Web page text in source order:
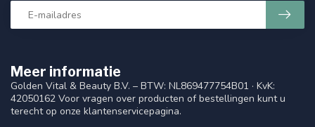
Meer informatie
Golden Vital & Beauty B.V. – BTW: NL869477754B01 · KvK:
42050162 Voor vragen over producten of bestellingen kunt u
terecht op onze klantenservicepagina.